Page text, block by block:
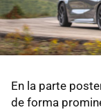
En la parte
de forma